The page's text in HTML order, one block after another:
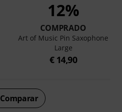
12%
COMPRADO
Art of Music Pin Saxophone
Large
€ 14,90
Comparar